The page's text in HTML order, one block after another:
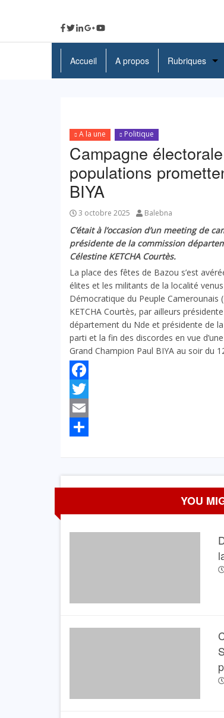
Accueil A propos Rubriques
Education
Santé
Culture
A la une Politique
Campagne
populations
BIYA
3 octobre 2025 Balebna
C’était à l’occasion d’un meeting de
présidente de la commission
Célestine KETCHA Courtès.
La place des fêtes de Bazou s’est
élites et les militants de la localité
Démocratique du Peuple Camerounais
KETCHA Courtès, par ailleurs
département du Nde et présidente de
parti et la fin des discordes en vue
Grand Champion Paul BIYA au soir du
Facebook
Twitter
Email
YOU